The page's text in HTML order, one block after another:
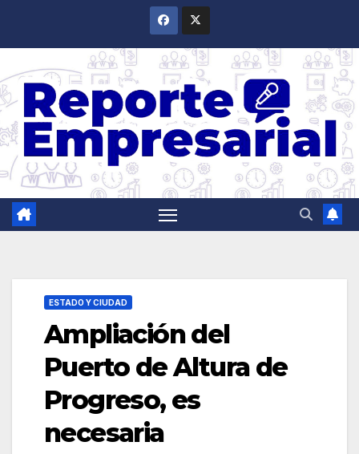
ESTADO Y CIUDAD
Ampliación del
Puerto de Altura de
Progreso, es
necesaria